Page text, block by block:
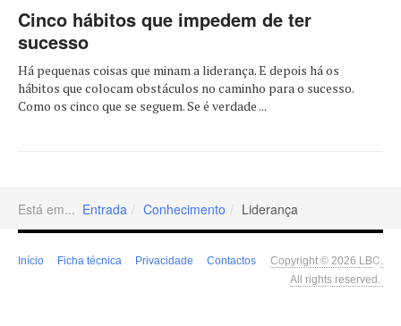
Cinco hábitos que impedem de ter
sucesso
Há pequenas coisas que minam a liderança. E depois há os
hábitos que colocam obstáculos no caminho para o sucesso.
Como os cinco que se seguem. Se é verdade ...
Está em... Entrada Conhecimento Liderança
Início Ficha técnica Privacidade Contactos Copyright © 2026 LBC.
All rights reserved.